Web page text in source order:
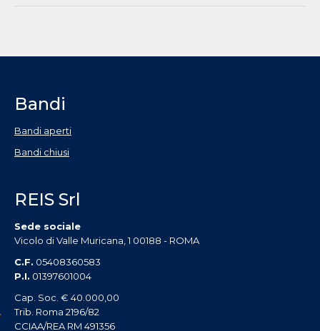
Bandi
Bandi aperti
Bandi chiusi
REIS Srl
Sede sociale
Vicolo di Valle Muricana, 1 00188 - ROMA
C.F. 05408360583
P.I. 01397601004
Cap. Soc. € 40.000,00
Trib. Roma 2196/82
CCIAA/REA RM 491356